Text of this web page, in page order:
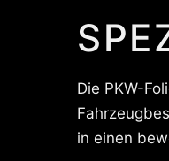
Die PKW-
in einen